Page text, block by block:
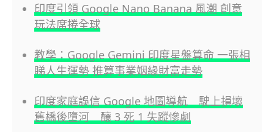
印度引領 Google Nano Banana 風潮 創意
玩法席捲全球
教學：Google Gemini 印度星盤算命 一張相
睇人生運勢 推算事業姻緣財富走勢
印度家庭誤信 Google 地圖導航 駛上損壞
舊橋後墮河 釀 3 死 1 失蹤慘劇